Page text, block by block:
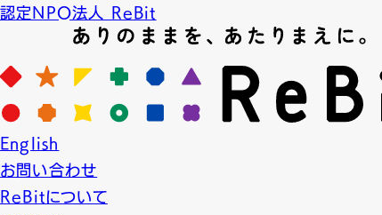
認定NPO法人 ReBit
English
お問い合わせ
ReBitについて
News
ニュース
2018.10.13